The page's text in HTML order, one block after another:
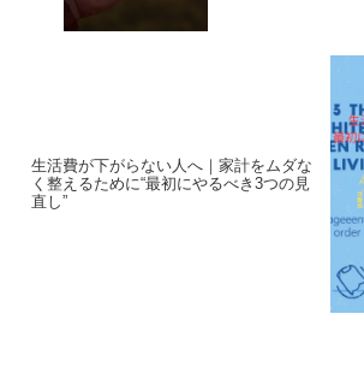
生活費が下がらない人へ｜家計をムダな
く整えるために“最初にやるべき3つの見
直し”